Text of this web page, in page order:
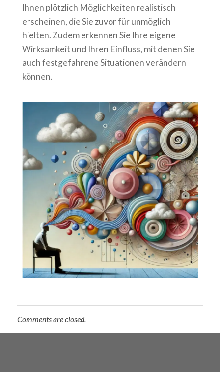
Ihnen plötzlich Möglichkeiten realistisch
erscheinen, die Sie zuvor für unmöglich
hielten. Zudem erkennen Sie Ihre eigene
Wirksamkeit und Ihren Einfluss, mit denen Sie
auch festgefahrene Situationen verändern
können.
Comments are closed.